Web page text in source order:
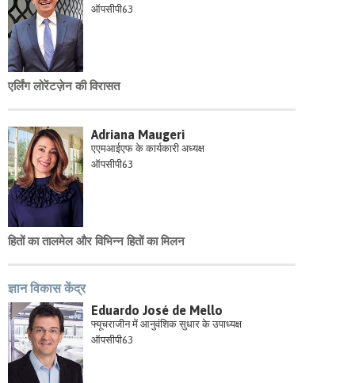
ऑपसीपी63
एर्लिंग लोरेंटज़ेन की विरासत
Adriana Maugeri
एएमआईएफ के कार्यकारी अध्यक्ष
ऑपसीपी63
हितों का तालमेल और विभिन्न हितों का मिलन
ज्ञान विकास केंद्र
Eduardo José de Mello
फ्यूचराजीन में आनुवंशिक सुधार के उपाध्यक्ष
ऑपसीपी63